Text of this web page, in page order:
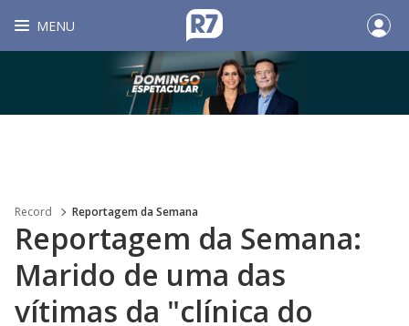
MENU
Record Reportagem da Semana
Reportagem da Semana:
Marido de uma das
vítimas da "clínica do